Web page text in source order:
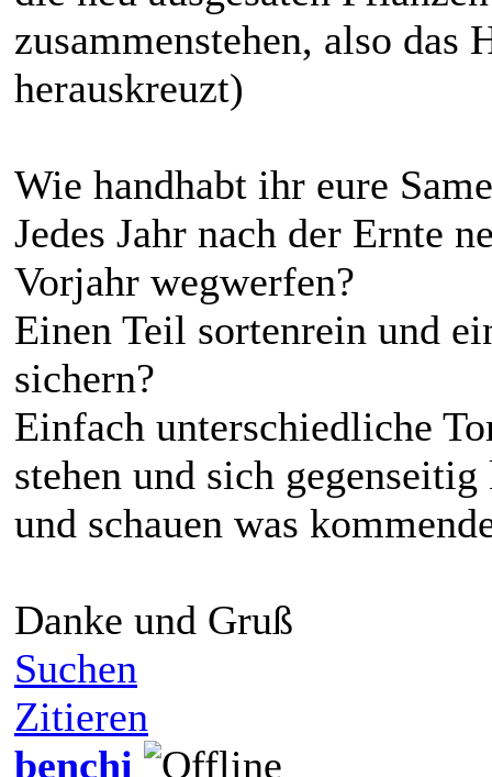
zusammenstehen, also das
herauskreuzt)
Wie handhabt ihr eure
Jedes Jahr nach der Ernte
Vorjahr wegwerfen?
Einen Teil sortenrein und
sichern?
Einfach unterschiedliche
stehen und sich
und schauen was
Danke und Gruß
Suchen
Zitieren
benchi